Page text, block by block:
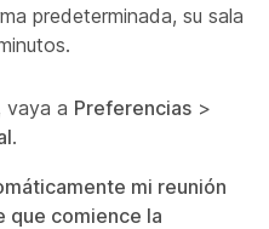
predeterminada, su sala
vaya a Preferencias >
.
mi reunión
que comience la